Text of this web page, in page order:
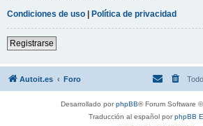
Condiciones de uso | Política de privacidad
Registrarse
Autoit.es Foro
Desarrollado porphpBB® Forum Software
Traducción al español porphpBB